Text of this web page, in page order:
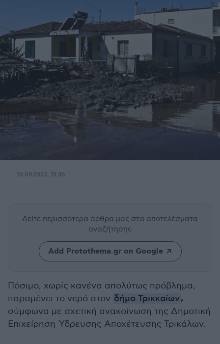
10.09.2023, 15:46
Δείτε περισσότερα άρθρα μας στα αποτελέσματα
αναζήτησης
Add Protothema.gr on Google
Πόσιμο, χωρίς κανένα απολύτως πρόβλημα,
παραμένει το νερό στον δήμο Τρικκαίων,
σύμφωνα με σχετική ανακοίνωση της Δημοτική
Επιχείρηση Ύδρευσης Αποχέτευσης Τρικάλων.